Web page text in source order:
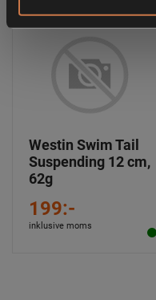
Westin Swim Tail
Suspending 12 cm,
62g
199:-
inklusive moms